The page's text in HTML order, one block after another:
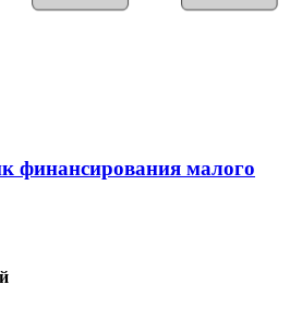
финансирования малого